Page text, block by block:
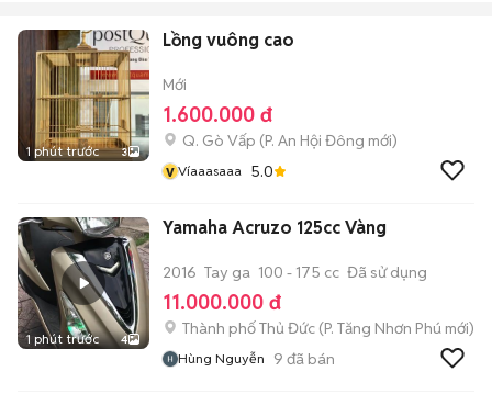
1 phút trước 3
Lồng vuông cao
Mới
1.600.000 đ
Q. Gò Vấp (P. An Hội Đông mới)
v Víaaasaaa 5.0
1 phút trước 4
Yamaha Acruzo 125cc Vàng
2016 Tay ga 100 - 175 cc Đã sử dụng
11.000.000 đ
Thành phố Thủ Đức (P. Tăng Nhơn Phú mới)
Hùng Nguyễn 9 đã bán